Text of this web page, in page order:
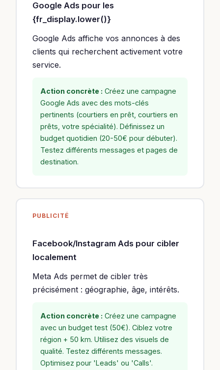
Google Ads pour les
{fr_display.lower()}
Google Ads affiche vos annonces à des
clients qui recherchent activement votre
service.
Action concrète : Créez une campagne
Google Ads avec des mots-clés
pertinents (courtiers en prêt, courtiers en
prêts, votre spécialité). Définissez un
budget quotidien (20-50€ pour débuter).
Testez différents messages et pages de
destination.
PUBLICITÉ
Facebook/Instagram Ads pour cibler
localement
Meta Ads permet de cibler très
précisément : géographie, âge, intérêts.
Action concrète : Créez une campagne
avec un budget test (50€). Ciblez votre
région + 50 km. Utilisez des visuels de
qualité. Testez différents messages.
Optimisez pour 'Leads' ou 'Calls'.